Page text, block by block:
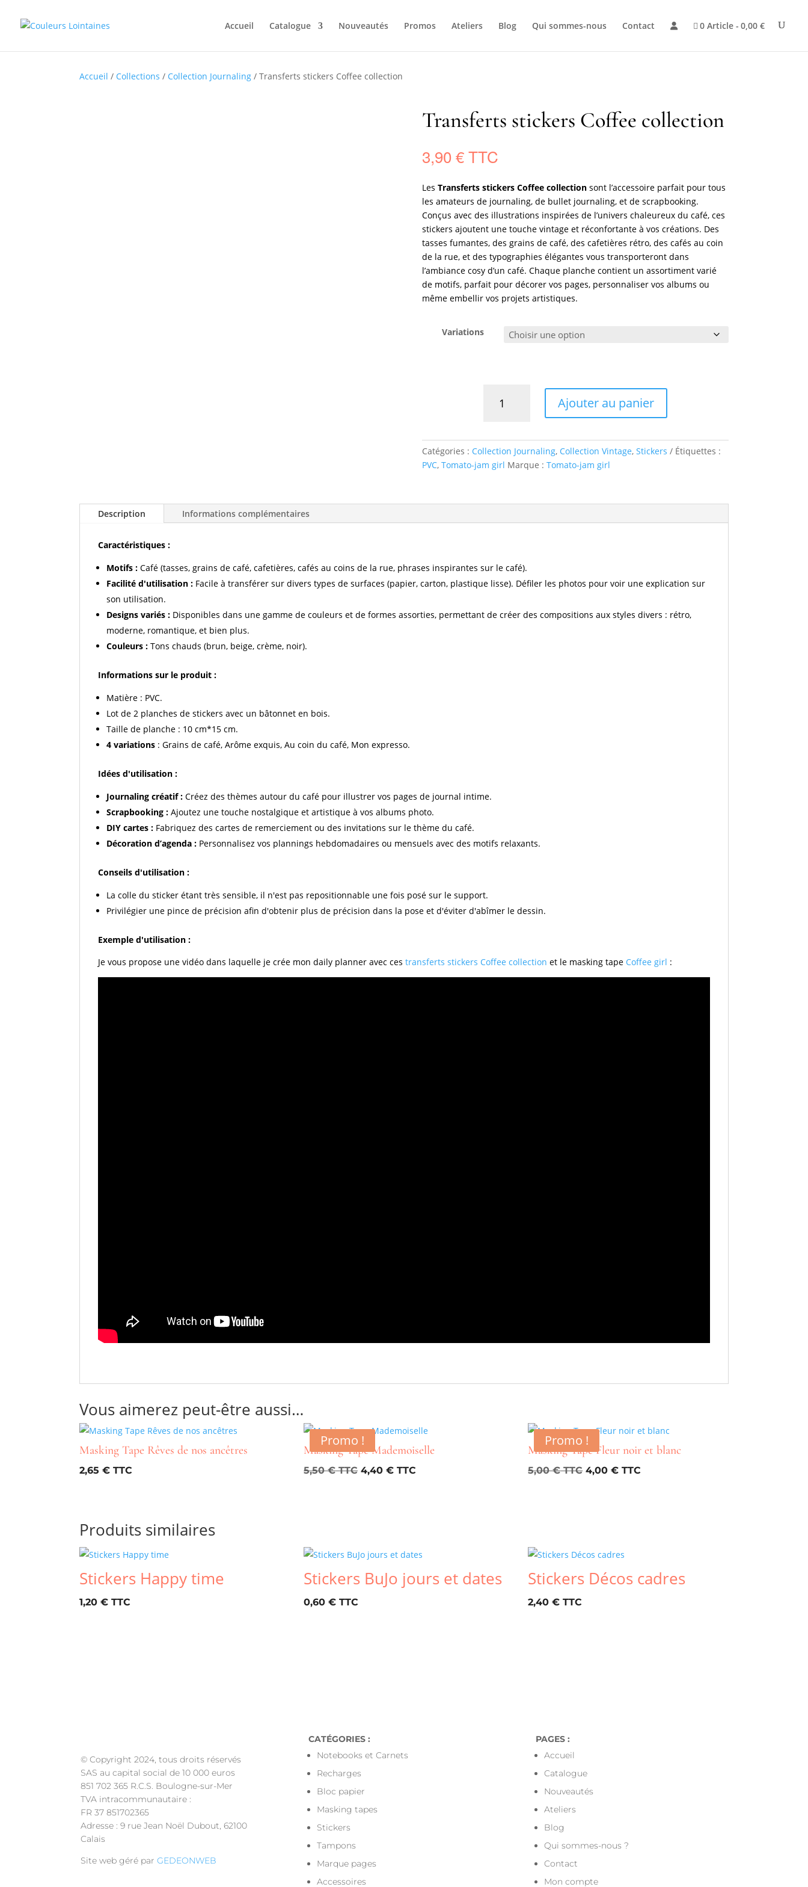
Accueil Catalogue Nouveautés Promos Ateliers Blog Qui sommes-nous Contact 0 Article 0,00 €
Accueil / Collections / Collection Journaling / Transferts stickers Coffee collection
Transferts stickers Coffee collection
3,90€
Les Transferts stickers Coffee collection sont l’accessoire parfait pour tous
les amateurs de journaling, de bullet journaling, et de scrapbooking.
Conçus avec des illustrations inspirées de l’univers chaleureux du café, ces
stickers ajoutent une touche vintage et réconfortante à vos créations. Des
tasses fumantes, des grains de café, des cafetières rétro, des cafés au coin
de la rue, et des typographies élégantes vous transporteront dans
l’ambiance cosy d’un café. Chaque planche contient un assortiment varié
de motifs, parfait pour décorer vos pages, personnaliser vos albums ou
même embellir vos projets artistiques.
Variations
Coffee
collection
Ajouter au panier
Catégories : Collection Journaling, Collection Vintage, Stickers
Étiquettes :
PVC, Tomato-jam girl Marque : Tomato-jam girl
Description Informations complémentaires
Caractéristiques :
Motifs : Café (tasses, grains de café, cafetières, cafés au coins de la rue, phrases inspirantes sur le café).
Facilité d'utilisation : Facile à transférer sur divers types de surfaces (papier, carton, plastique lisse). Défiler les photos pour voir une explication sur
son utilisation.
Designs variés : Disponibles dans une gamme de couleurs et de formes assorties, permettant de créer des compositions aux styles divers : rétro,
moderne, romantique, et bien plus.
Couleurs : Tons chauds (brun, beige, crème, noir).
Informations sur le produit :
Matière : PVC.
Lot de 2 planches de stickers avec un bâtonnet en bois.
Taille de planche : 10 cm*15 cm.
4 variations : Grains de café, Arôme exquis, Au coin du café, Mon expresso.
Idées d'utilisation :
Journaling créatif : Créez des thèmes autour du café pour illustrer vos pages de journal intime.
Scrapbooking : Ajoutez une touche nostalgique et artistique à vos albums photo.
DIY cartes : Fabriquez des cartes de remerciement ou des invitations sur le thème du café.
Décoration d’agenda : Personnalisez vos plannings hebdomadaires ou mensuels avec des motifs relaxants.
Conseils d'utilisation :
La colle du sticker étant très sensible, il n'est pas repositionnable une fois posé sur le support.
Privilégier une pince de précision afin d'obtenir plus de précision dans la pose et d'éviter d'abîmer le dessin.
Exemple d'utilisation :
Je vous propose une vidéo dans laquelle je crée mon daily planner avec ces transferts stickers Coffee collection et le masking tape Coffee girl :
Vous aimerez peut-être aussi…
Masking Tape Rêves de nos ancêtres
2,65 €
Promo !
Masking Tape Mademoiselle
5,50€
Le
4,40€
Promo !
Masking Tape Fleur noir et blanc
5,00€
Le
4,00€
Produits similaires
Stickers Happy time
1,20 €
Stickers BuJo jours et dates
0,60€
Stickers Décos cadres
2,40€
© Copyright 2024, tous droits réservés
SAS au capital social de 10 000 euros
851 702 365 R.C.S. Boulogne-sur-Mer
TVA intracommunautaire :
FR 37 851702365
Adresse : 9 rue Jean Noël Dubout, 62100
Calais
Site web géré parGEDEONWEB
CATÉGORIES :
Notebooks et Carnets
Recharges
Bloc papier
Masking tapes
Stickers
Tampons
Marque pages
Accessoires
PAGES :
Accueil
Catalogue
Nouveautés
Ateliers
Blog
Qui sommes-nous ?
Contact
Mon compte